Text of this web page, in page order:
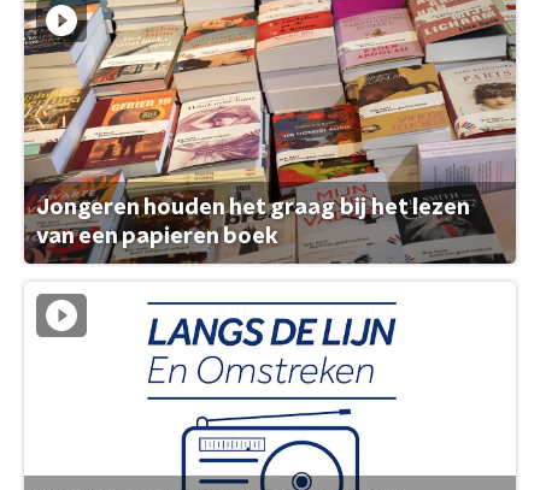
Jongeren houden het graag bij het lezen
van een papieren boek